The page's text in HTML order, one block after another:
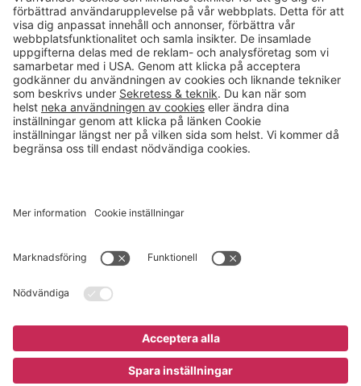
Kontakt
info@gerdmans.se
0433-740 80
Kundservice öppettider
Vardagar 07.30-17.00
© 2026 Gerdmans Inredningar AB Alla priser är exklusive moms.
Cookie inställningar